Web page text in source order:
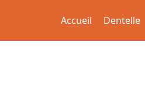
Accueil Dentelle